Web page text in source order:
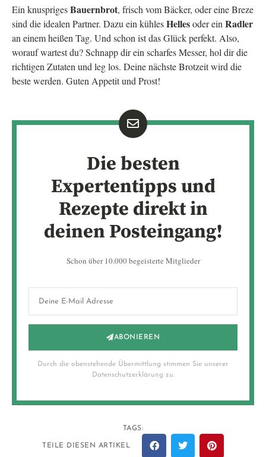
Ein knusprigesBauernbrot, frisch vom Bäcker, oder eine Breze
sind die idealen Partner. Dazu ein kühlesHellesoder ein Radler
an einem heißen Tag. Und schon ist das Glück perfekt. Also,
worauf wartest du? Schnapp dir ein scharfes Messer, hol dir die
richtigen Zutaten und leg los. Deine nächste Brotzeit wird die
beste werden. Guten Appetit und Prost!
Die besten
Expertentipps und
Rezepte direkt in
deinen Posteingang!
Schon über 10.000 begeisterte Mitglieder
ABONIEREN
Durch die obenstehende Übermittlung stimmen Sie unserer
Datenschutzerklärung zu.
TAGS:
TEILE DIESEN ARTIKEL